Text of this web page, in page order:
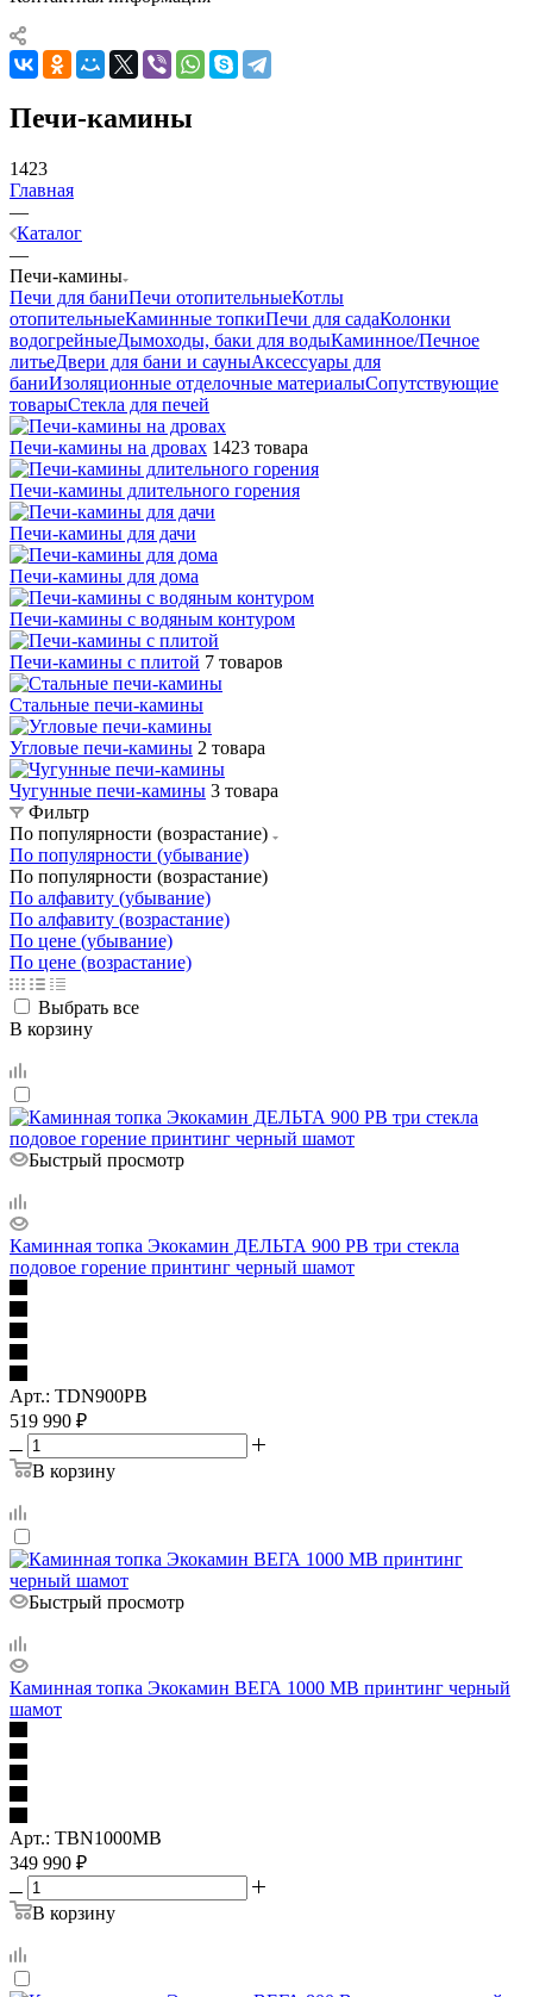
Печи-камины
1423
Главная
—
Каталог
—
Печи-камины
Печи для баниПечи отопительныеКотлы
отопительныеКаминные топкиПечи для садаКолонки
водогрейныеДымоходы, баки для водыКаминное/Печное
литьеДвери для бани и сауныАксессуары для
баниИзоляционные отделочные материалыСопутствующие
товарыСтекла для печей
Печи-камины на дровах 1423 товара
Печи-камины длительного горения
Печи-камины для дачи
Печи-камины для дома
Печи-камины с водяным контуром
Печи-камины с плитой 7 товаров
Стальные печи-камины
Угловые печи-камины 2 товара
Чугунные печи-камины 3 товара
Фильтр
По популярности (возрастание)
По популярности (убывание)
По популярности (возрастание)
По алфавиту (убывание)
По алфавиту (возрастание)
По цене (убывание)
По цене (возрастание)
Выбрать все
В корзину
Быстрый просмотр
Каминная топка Экокамин ДЕЛЬТА 900 PB три стекла
подовое горение принтинг черный шамот
Арт.: TDN900PB
519 990 ₽
В корзину
Быстрый просмотр
Каминная топка Экокамин ВЕГА 1000 MB принтинг черный
шамот
Арт.: TBN1000MB
349 990 ₽
В корзину